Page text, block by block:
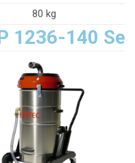
80 kg
1236-140